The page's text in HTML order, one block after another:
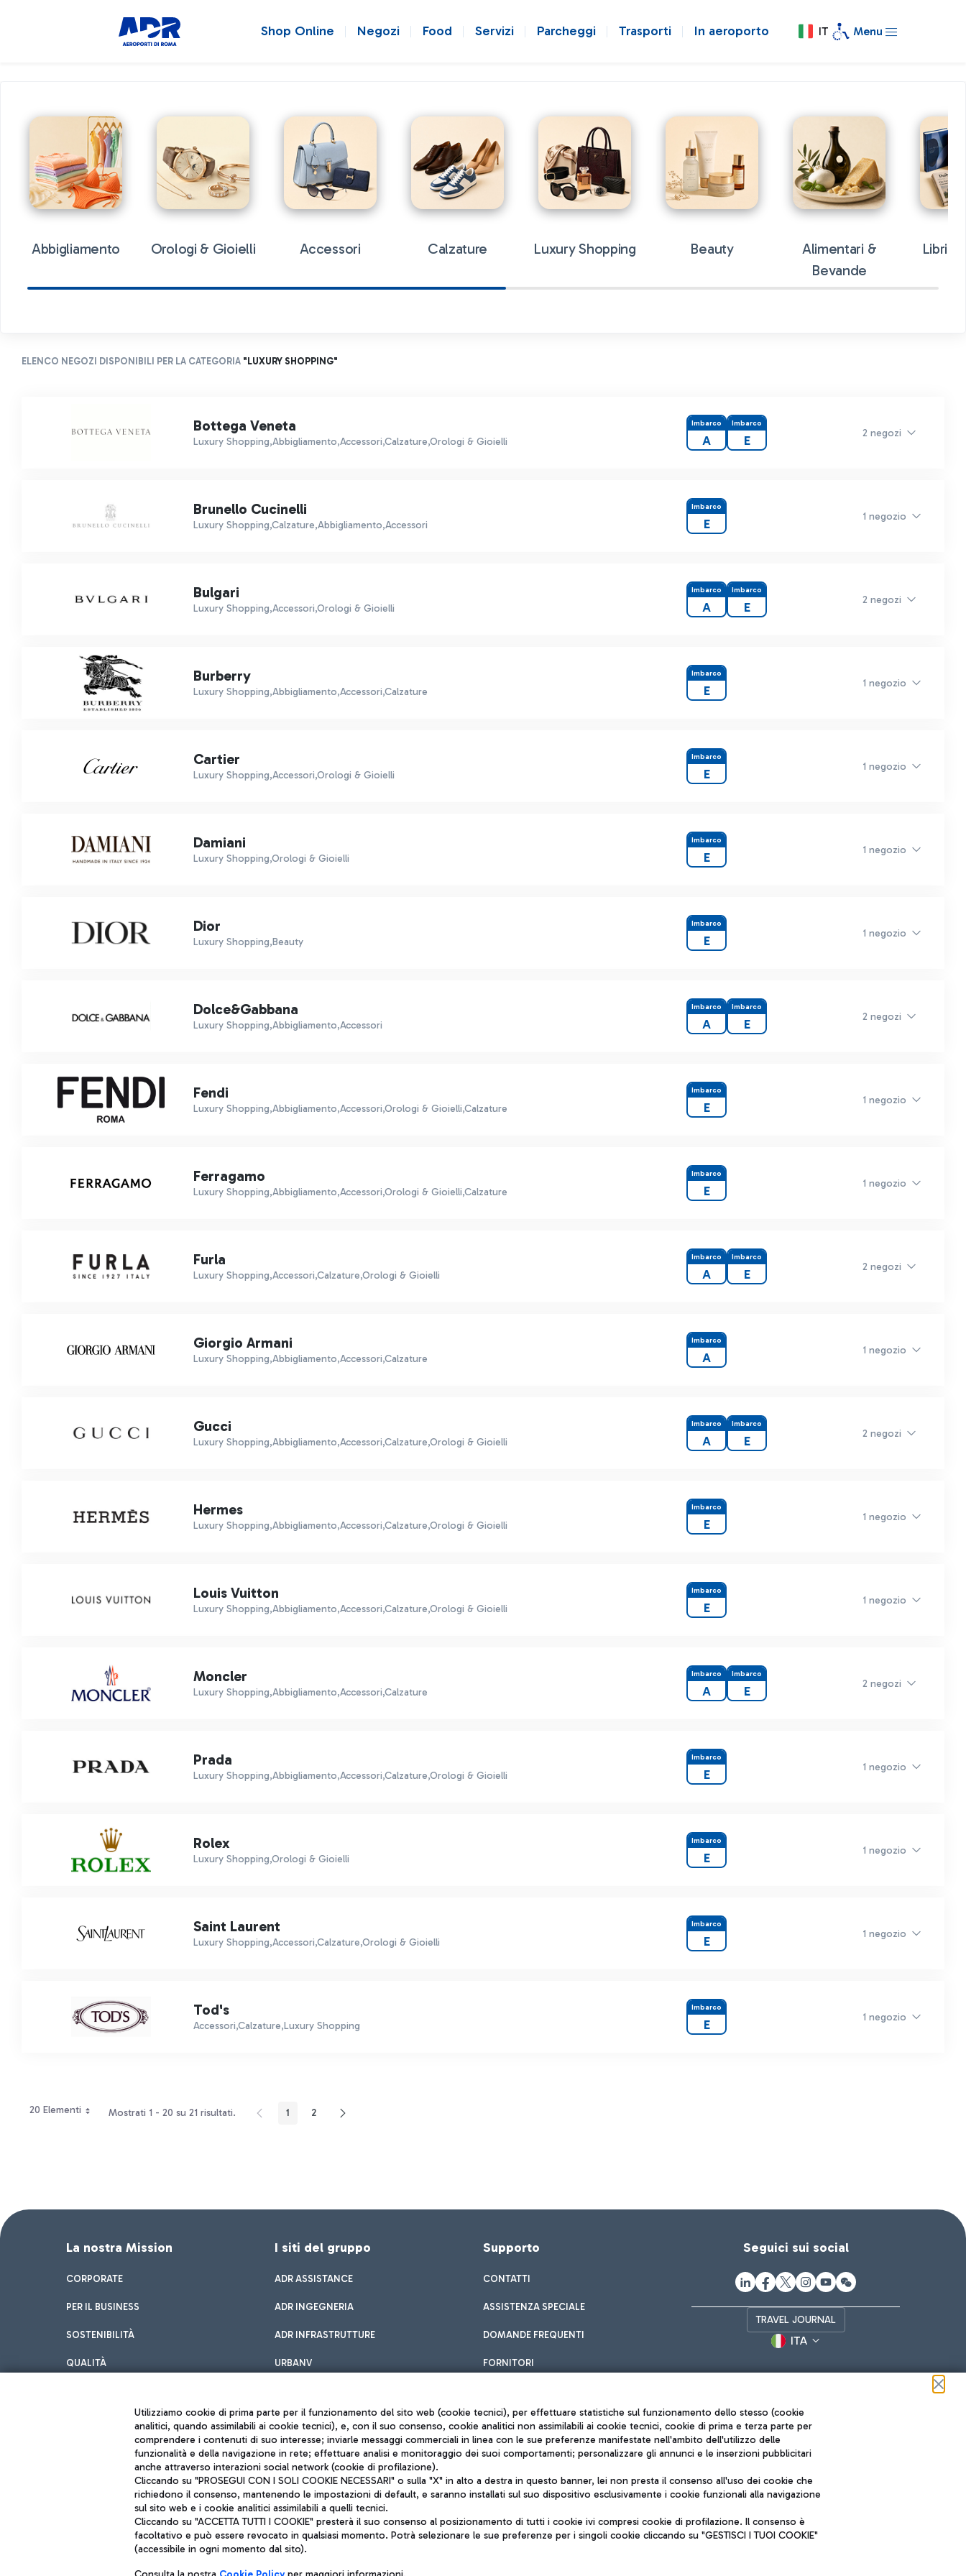
Shop Online Negozi Food Servizi Parcheggi Trasporti In aeroporto IT Menu
Abbigliamento Orologi & Gioielli Accessori Calzature Luxury Shopping Beauty
Alimentari &
Bevande
Libri &
ELENCO NEGOZI DISPONIBILI PER LA CATEGORIA "LUXURY SHOPPING"
Bottega Veneta
Luxury Shopping,Abbigliamento,Accessori,Calzature,Orologi & Gioielli
Imbarco
A
Imbarco
E 2 negozi
Brunello Cucinelli
Luxury Shopping,Calzature,Abbigliamento,Accessori
Imbarco
E 1 negozio
Bulgari
Luxury Shopping,Accessori,Orologi & Gioielli
Imbarco
A
Imbarco
E 2 negozi
Burberry
Luxury Shopping,Abbigliamento,Accessori,Calzature
Imbarco
E 1 negozio
Cartier
Luxury Shopping,Accessori,Orologi & Gioielli
Imbarco
E 1 negozio
Damiani
Luxury Shopping,Orologi & Gioielli
Imbarco
E 1 negozio
Dior
Luxury Shopping,Beauty
Imbarco
E 1 negozio
Dolce&Gabbana
Luxury Shopping,Abbigliamento,Accessori
Imbarco
A
Imbarco
E 2 negozi
Fendi
Luxury Shopping,Abbigliamento,Accessori,Orologi & Gioielli,Calzature
Imbarco
E 1 negozio
Ferragamo
Luxury Shopping,Abbigliamento,Accessori,Orologi & Gioielli,Calzature
Imbarco
E 1 negozio
Furla
Luxury Shopping,Accessori,Calzature,Orologi & Gioielli
Imbarco
A
Imbarco
E 2 negozi
Giorgio Armani
Luxury Shopping,Abbigliamento,Accessori,Calzature
Imbarco
A 1 negozio
Gucci
Luxury Shopping,Abbigliamento,Accessori,Calzature,Orologi & Gioielli
Imbarco
A
Imbarco
E 2 negozi
Hermes
Luxury Shopping,Abbigliamento,Accessori,Calzature,Orologi & Gioielli
Imbarco
E 1 negozio
Louis Vuitton
Luxury Shopping,Abbigliamento,Accessori,Calzature,Orologi & Gioielli
Imbarco
E 1 negozio
Moncler
Luxury Shopping,Abbigliamento,Accessori,Calzature
Imbarco
A
Imbarco
E 2 negozi
Prada
Luxury Shopping,Abbigliamento,Accessori,Calzature,Orologi & Gioielli
Imbarco
E 1 negozio
Rolex
Luxury Shopping,Orologi & Gioielli
Imbarco
E 1 negozio
Saint Laurent
Luxury Shopping,Accessori,Calzature,Orologi & Gioielli
Imbarco
E 1 negozio
Tod's
Accessori,Calzature,Luxury Shopping
Imbarco
E 1 negozio
20 Elementi Mostrati 1 - 20 su 21 risultati. Pagina
1 Pagina
2
La nostra Mission
CORPORATE
PER IL BUSINESS
SOSTENIBILITÀ
QUALITÀ
I siti del gruppo
ADR ASSISTANCE
ADR INGEGNERIA
ADR INFRASTRUTTURE
URBANV
Supporto
CONTATTI
ASSISTENZA SPECIALE
DOMANDE FREQUENTI
FORNITORI
Seguici sui social
TRAVEL JOURNAL
ITA
Aeroporti di Roma S.p.A. - Società soggetta a direzione e coordinamento di Mundys S.p.A.
Codice fiscale e Registro delle Imprese di Roma 13032990155 P. IVA 06572251004
Capitale sociale 62.224.743,00 int. vers.
Sede legale: Via Pier Paolo Racchetti 1 - 00054 Fiumicino (RM) telefono +39 06 65951
Note legali
Mappa sito
Accessibilità
Roma FCO
L'aeroporto stellato
QUALITÀ SOSTENIBILITÀ INNOVAZIONE
Utilizziamo cookie di prima parte per il funzionamento del sito web (cookie tecnici), per effettuare statistiche sul funzionamento dello stesso (cookie
analitici, quando assimilabili ai cookie tecnici), e, con il suo consenso, cookie analitici non assimilabili ai cookie tecnici, cookie di prima e terza parte per
comprendere i contenuti di suo interesse; inviarle messaggi commerciali in linea con le sue preferenze manifestate nell'ambito dell'utilizzo delle
funzionalità e della navigazione in rete; effettuare analisi e monitoraggio dei suoi comportamenti; personalizzare gli annunci e le inserzioni pubblicitari
anche attraverso interazioni social network (cookie di profilazione).
Cliccando su "PROSEGUI CON I SOLI COOKIE NECESSARI" o sulla "X" in alto a destra in questo banner, lei non presta il consenso all'uso dei cookie che
richiedono il consenso, mantenendo le impostazioni di default, e saranno installati sul suo dispositivo esclusivamente i cookie funzionali alla navigazione
sul sito web e i cookie analitici assimilabili a quelli tecnici.
Cliccando su "ACCETTA TUTTI I COOKIE" presterà il suo consenso al posizionamento di tutti i cookie ivi compresi cookie di profilazione. Il consenso è
facoltativo e può essere revocato in qualsiasi momento. Potrà selezionare le sue preferenze per i singoli cookie cliccando su "GESTISCI I TUOI COOKIE"
(accessibile in ogni momento dal sito).